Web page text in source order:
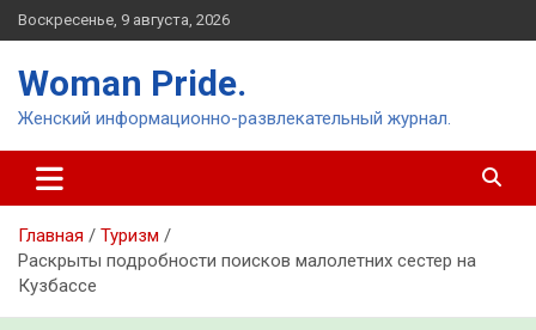
Перейти
к
Воскресенье, 9 августа, 2026
Woman Pride.
Женский информационно-развлекательный журнал.
Главная
Туризм
Раскрыты подробности поисков малолетних сестер на
Кузбассе